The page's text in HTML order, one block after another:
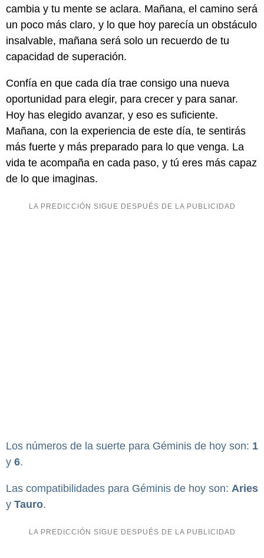
cambia y tu mente se aclara. Mañana, el camino será
un poco más claro, y lo que hoy parecía un obstáculo
insalvable, mañana será solo un recuerdo de tu
capacidad de superación.
Confía en que cada día trae consigo una nueva
oportunidad para elegir, para crecer y para sanar.
Hoy has elegido avanzar, y eso es suficiente.
Mañana, con la experiencia de este día, te sentirás
más fuerte y más preparado para lo que venga. La
vida te acompaña en cada paso, y tú eres más capaz
de lo que imaginas.
Los números de la suerte para Géminis de hoy son: 1
y 6.
Las compatibilidades para Géminis de hoy son: Aries
y Tauro.